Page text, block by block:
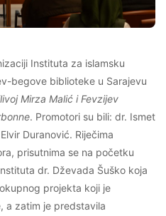
Instituta za islamsku
begove biblioteke u Sarajevu
Mirza Malić i Fevzijev
. Promotori su bili: dr. Ismet
Duranović. Riječima
prisutnima se na početku
dr. Dževada Šuško koja
projekta koji je
a zatim je predstavila